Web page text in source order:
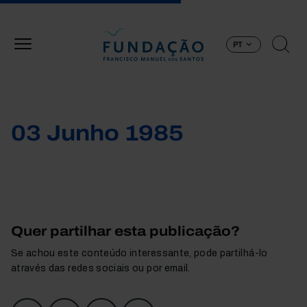
PT
03 Junho 1985
Quer partilhar esta publicação?
Se achou este conteúdo interessante, pode partilhá-lo
através das redes sociais ou por email.